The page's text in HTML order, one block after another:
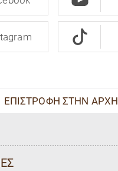
ΕΠΙΣΤΡΟΦΗ ΣΤΗΝ ΑΡΧΗ